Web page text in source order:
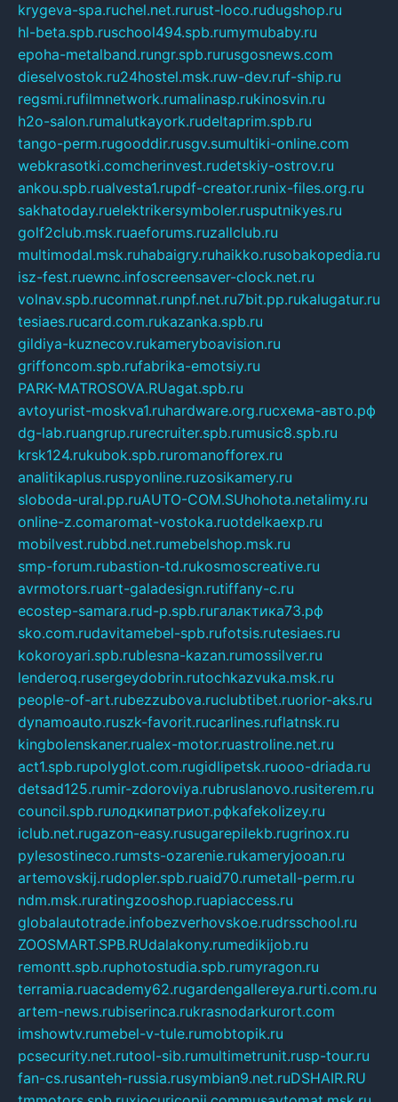
krygeva-spa.ruchel.net.rurust-loco.rudugshop.ru
hl-beta.spb.ruschool494.spb.rumymubaby.ru
epoha-metalband.rungr.spb.rurusgosnews.com
dieselvostok.ru24hostel.msk.ruw-dev.ruf-ship.ru
regsmi.rufilmnetwork.rumalinasp.rukinosvin.ru
h2o-salon.rumalutkayork.rudeltaprim.spb.ru
tango-perm.rugooddir.rusgv.sumultiki-online.com
webkrasotki.comcherinvest.rudetskiy-ostrov.ru
ankou.spb.rualvesta1.rupdf-creator.runix-files.org.ru
sakhatoday.ruelektrikersymboler.rusputnikyes.ru
golf2club.msk.ruaeforums.ruzallclub.ru
multimodal.msk.ruhabaigry.ruhaikko.rusobakopedia.ru
isz-fest.ruewnc.infoscreensaver-clock.net.ru
volnav.spb.rucomnat.runpf.net.ru7bit.pp.rukalugatur.ru
tesiaes.rucard.com.rukazanka.spb.ru
gildiya-kuznecov.rukameryboavision.ru
griffoncom.spb.rufabrika-emotsiy.ru
PARK-MATROSOVA.RUagat.spb.ru
avtoyurist-moskva1.ruhardware.org.ruсхема-авто.рф
dg-lab.ruangrup.rurecruiter.spb.rumusic8.spb.ru
krsk124.rukubok.spb.ruromanofforex.ru
analitikaplus.ruspyonline.ruzosikamery.ru
sloboda-ural.pp.ruAUTO-COM.SUhohota.netalimy.ru
online-z.comaromat-vostoka.ruotdelkaexp.ru
mobilvest.rubbd.net.rumebelshop.msk.ru
smp-forum.rubastion-td.rukosmoscreative.ru
avrmotors.ruart-galadesign.rutiffany-c.ru
ecostep-samara.rud-p.spb.ruгалактика73.рф
sko.com.rudavitamebel-spb.rufotsis.rutesiaes.ru
kokoroyari.spb.rublesna-kazan.rumossilver.ru
lenderoq.rusergeydobrin.rutochkazvuka.msk.ru
people-of-art.rubezzubova.ruclubtibet.ruorior-aks.ru
dynamoauto.ruszk-favorit.rucarlines.ruflatnsk.ru
kingbolenskaner.rualex-motor.ruastroline.net.ru
act1.spb.rupolyglot.com.rugidlipetsk.ruooo-driada.ru
detsad125.rumir-zdoroviya.rubruslanovo.rusiterem.ru
council.spb.ruлодкипатриот.рфkafekolizey.ru
iclub.net.rugazon-easy.rusugarepilekb.rugrinox.ru
pylesostineco.rumsts-ozarenie.rukameryjooan.ru
artemovskij.rudopler.spb.ruaid70.rumetall-perm.ru
ndm.msk.ruratingzooshop.ruapiaccess.ru
globalautotrade.infobezverhovskoe.rudrsschool.ru
ZOOSMART.SPB.RUdalakony.rumedikijob.ru
remontt.spb.ruphotostudia.spb.rumyragon.ru
terramia.ruacademy62.rugardengallereya.rurti.com.ru
artem-news.rubiserinca.rukrasnodarkurort.com
imshowtv.rumebel-v-tule.rumobtopik.ru
pcsecurity.net.rutool-sib.rumultimetrunit.rusp-tour.ru
fan-cs.rusanteh-russia.rusymbian9.net.ruDSHAIR.RU